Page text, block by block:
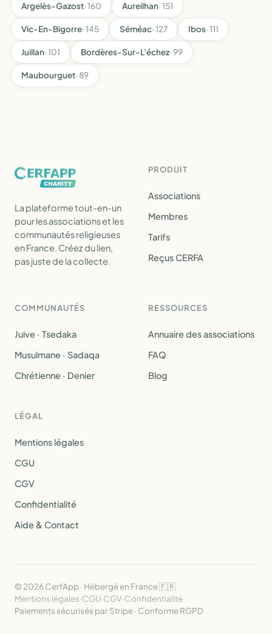
Argelès-Gazost· 160 Aureilhan· 151
Vic-En-Bigorre· 145 Séméac· 127 Ibos· 111
Juillan· 101 Bordères-Sur-L'échez· 99
Maubourguet· 89
La plateforme tout-en-un
pour les associations et les
communautés religieuses
en France. Créez du lien,
pas juste de la collecte.
PRODUIT
Associations
Membres
Tarifs
Reçus CERFA
COMMUNAUTÉS
Juive · Tsedaka
Musulmane · Sadaqa
Chrétienne · Denier
RESSOURCES
Annuaire des associations
FAQ
Blog
LÉGAL
Mentions légales
CGU
CGV
Confidentialité
Aide & Contact
© 2026 CerfApp · Hébergé en France 🇫🇷
Mentions légales·CGU·CGV·Confidentialité
Paiements sécurisés par Stripe · Conforme RGPD